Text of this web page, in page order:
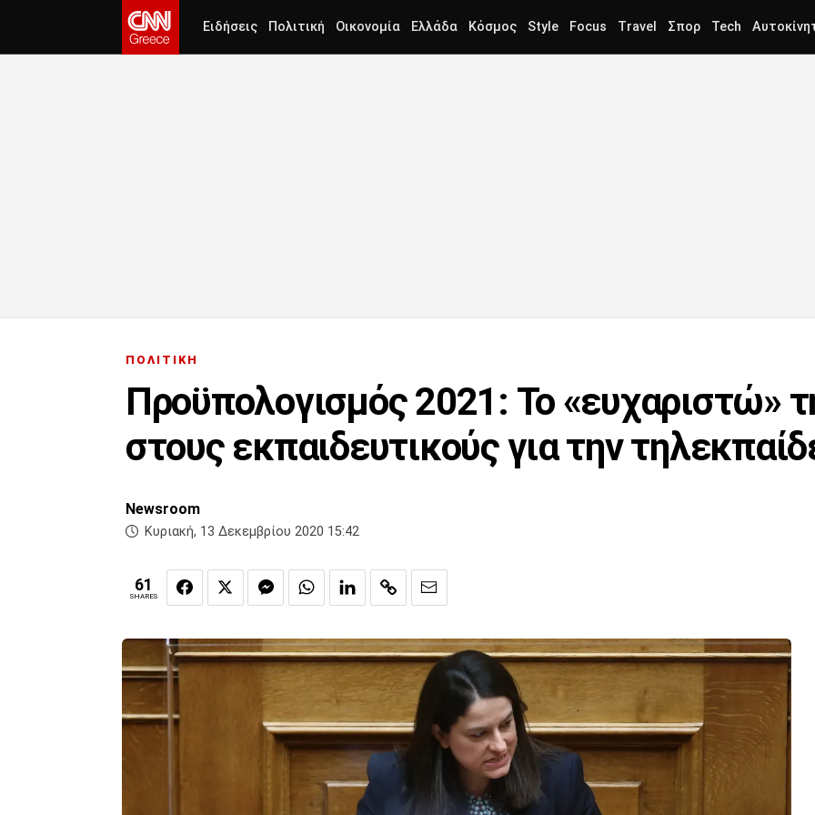
Ειδήσεις Πολιτική Οικονομία Ελλάδα Κόσμος Style Focus Travel Σπορ Tech
ΠΟΛΙΤΙΚΗ
Προϋπολογισμός 2021: Το «ευχαριστώ»
στους εκπαιδευτικούς για την
Newsroom
Κυριακή, 13 Δεκεμβρίου 2020 15:42
61
SHARES